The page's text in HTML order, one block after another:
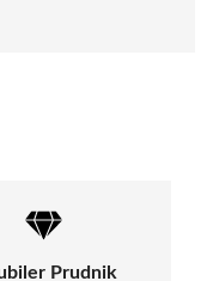
Prudnik